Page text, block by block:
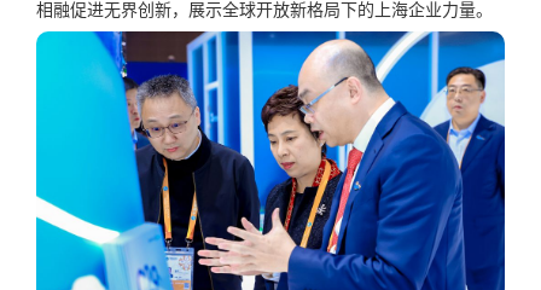
相融促进无界创新，展示全球开放新格局下的上海企业力量。